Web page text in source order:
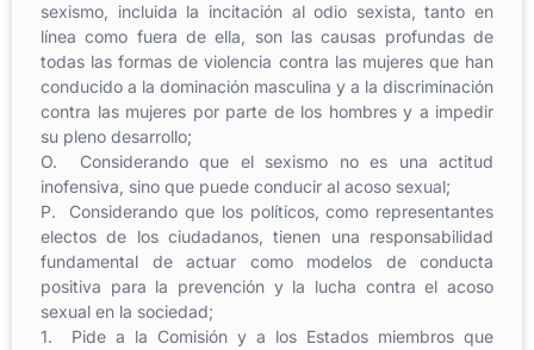
sexismo, incluida la incitación al odio sexista, tanto en
línea como fuera de ella, son las causas profundas de
todas las formas de violencia contra las mujeres que han
conducido a la dominación masculina y a la discriminación
contra las mujeres por parte de los hombres y a impedir
su pleno desarrollo;
O. Considerando que el sexismo no es una actitud
inofensiva, sino que puede conducir al acoso sexual;
P. Considerando que los políticos, como representantes
electos de los ciudadanos, tienen una responsabilidad
fundamental de actuar como modelos de conducta
positiva para la prevención y la lucha contra el acoso
sexual en la sociedad;
1. Pide a la Comisión y a los Estados miembros que